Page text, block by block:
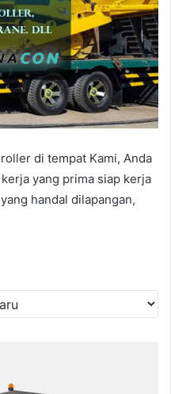
di tempat Kami, Anda
yang prima siap kerja
handal dilapangan,